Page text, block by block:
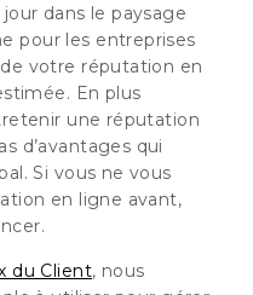
dans le paysage
pour les entreprises
votre réputation en
En plus
une réputation
d’avantages qui
Si vous ne vous
en ligne avant,
du Client, nous